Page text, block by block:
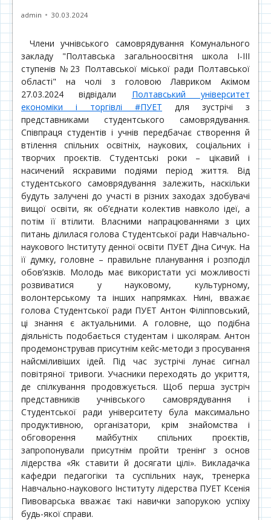
Автор
admin Опубліковано
30.03.2024
Члени учнівського самоврядування Комунального
закладу "Полтавська загальноосвітня школа І-ІІІ
ступенів №23 Полтавської міської ради Полтавської
області" на чолі з головою Лавриком Акімом
27.03.2024 відвідали Полтавський університет
економіки і торгівлі #ПУЕТ для зустрічі з
представниками студентського самоврядування.
Співпраця студентів і учнів передбачає створення й
втілення спільних освітніх, наукових, соціальних і
творчих проєктів. Студентські роки – цікавий і
насичений яскравими подіями період життя. Від
студентського самоврядування залежить, наскільки
будуть залучені до участі в різних заходах здобувачі
вищої освіти, як об’єднати колектив навколо ідеї, а
потім її втілити. Власними напрацюваннями з цих
питань ділилася голова Студентської ради Навчально-
наукового Інституту денної освіти ПУЕТ Діна Сичук. На
її думку, головне – правильне планування і розподіл
обов’язків. Молодь має використати усі можливості
розвиватися у науковому, культурному,
волонтерському та інших напрямках. Нині, вважає
голова Студентської ради ПУЕТ Антон Філіпповський,
ці знання є актуальними. А головне, що подібна
діяльність подобається студентам і школярам. Антон
продемонстрував присутнім кейс-методи з просування
найсміливіших ідей. Під час зустрічі лунає сигнал
повітряної тривоги. Учасники переходять до укриття,
де спілкування продовжується. Щоб перша зустріч
представників учнівського самоврядування і
Студентської ради університету була максимально
продуктивною, організатори, крім знайомства і
обговорення майбутніх спільних проєктів,
запропонували присутнім пройти тренінг з основ
лідерства «Як ставити й досягати цілі». Викладачка
кафедри педагогіки та суспільних наук, тренерка
Навчально-наукового Інституту лідерства ПУЕТ Ксенія
Пивоварська вважає такі навички запорукою успіху
будь-якої справи.